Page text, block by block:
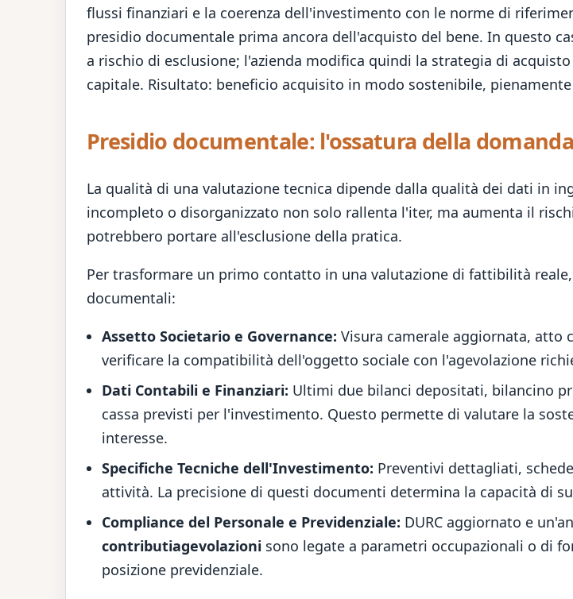
flussi finanziari e la coerenza dell'investimento con le norme di
presidio documentale prima ancora dell'acquisto del bene. In questo
a rischio di esclusione; l'azienda modifica quindi la strategia di
capitale. Risultato: beneficio acquisito in modo sostenibile,
Presidio documentale: l'ossatura della
La qualità di una valutazione tecnica dipende dalla qualità dei dati in
incompleto o disorganizzato non solo rallenta l'iter, ma aumenta il
potrebbero portare all'esclusione della pratica.
Per trasformare un primo contatto in una valutazione di fattibilità
documentali:
Assetto Societario e Governance: Visura camerale aggiornata, atto
verificare la compatibilità dell'oggetto sociale con l'agevolazione
Dati Contabili e Finanziari: Ultimi due bilanci depositati, bilancino
cassa previsti per l'investimento. Questo permette di valutare la
interesse.
Specifiche Tecniche dell'Investimento: Preventivi dettagliati,
attività. La precisione di questi documenti determina la capacità di
Compliance del Personale e Previdenziale: DURC aggiornato e
contributiagevolazioni sono legate a parametri occupazionali o di
posizione previdenziale.